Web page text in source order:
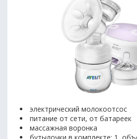
электрический молокоотсос
питание от сети, от батареек
массажная воронка